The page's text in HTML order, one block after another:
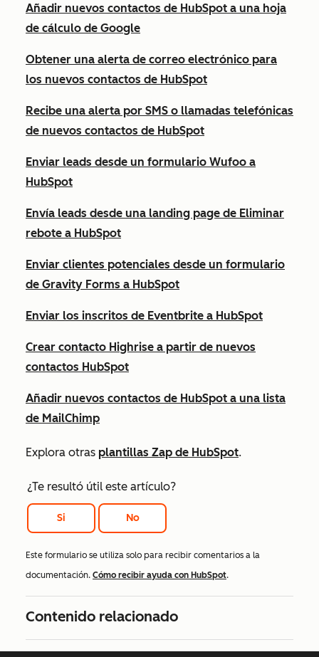
Añadir nuevos contactos de HubSpot a una hoja
de cálculo de Google
Obtener una alerta de correo electrónico para
los nuevos contactos de HubSpot
Recibe una alerta por SMS o llamadas telefónicas
de nuevos contactos de HubSpot
Enviar leads desde un formulario Wufoo a
HubSpot
Envía leads desde una landing page de Eliminar
rebote a HubSpot
Enviar clientes potenciales desde un formulario
de Gravity Forms a HubSpot
Enviar los inscritos de Eventbrite a HubSpot
Crear contacto Highrise a partir de nuevos
contactos HubSpot
Añadir nuevos contactos de HubSpot a una lista
de MailChimp
Explora otras plantillas Zap de HubSpot.
¿Te resultó útil este artículo?
Si No
Este formulario se utiliza solo para recibir comentarios a la
documentación. Cómo recibir ayuda con HubSpot.
Contenido relacionado